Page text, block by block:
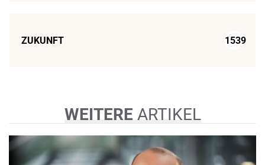
ZUKUNFT 1539
WEITEREARTIKEL